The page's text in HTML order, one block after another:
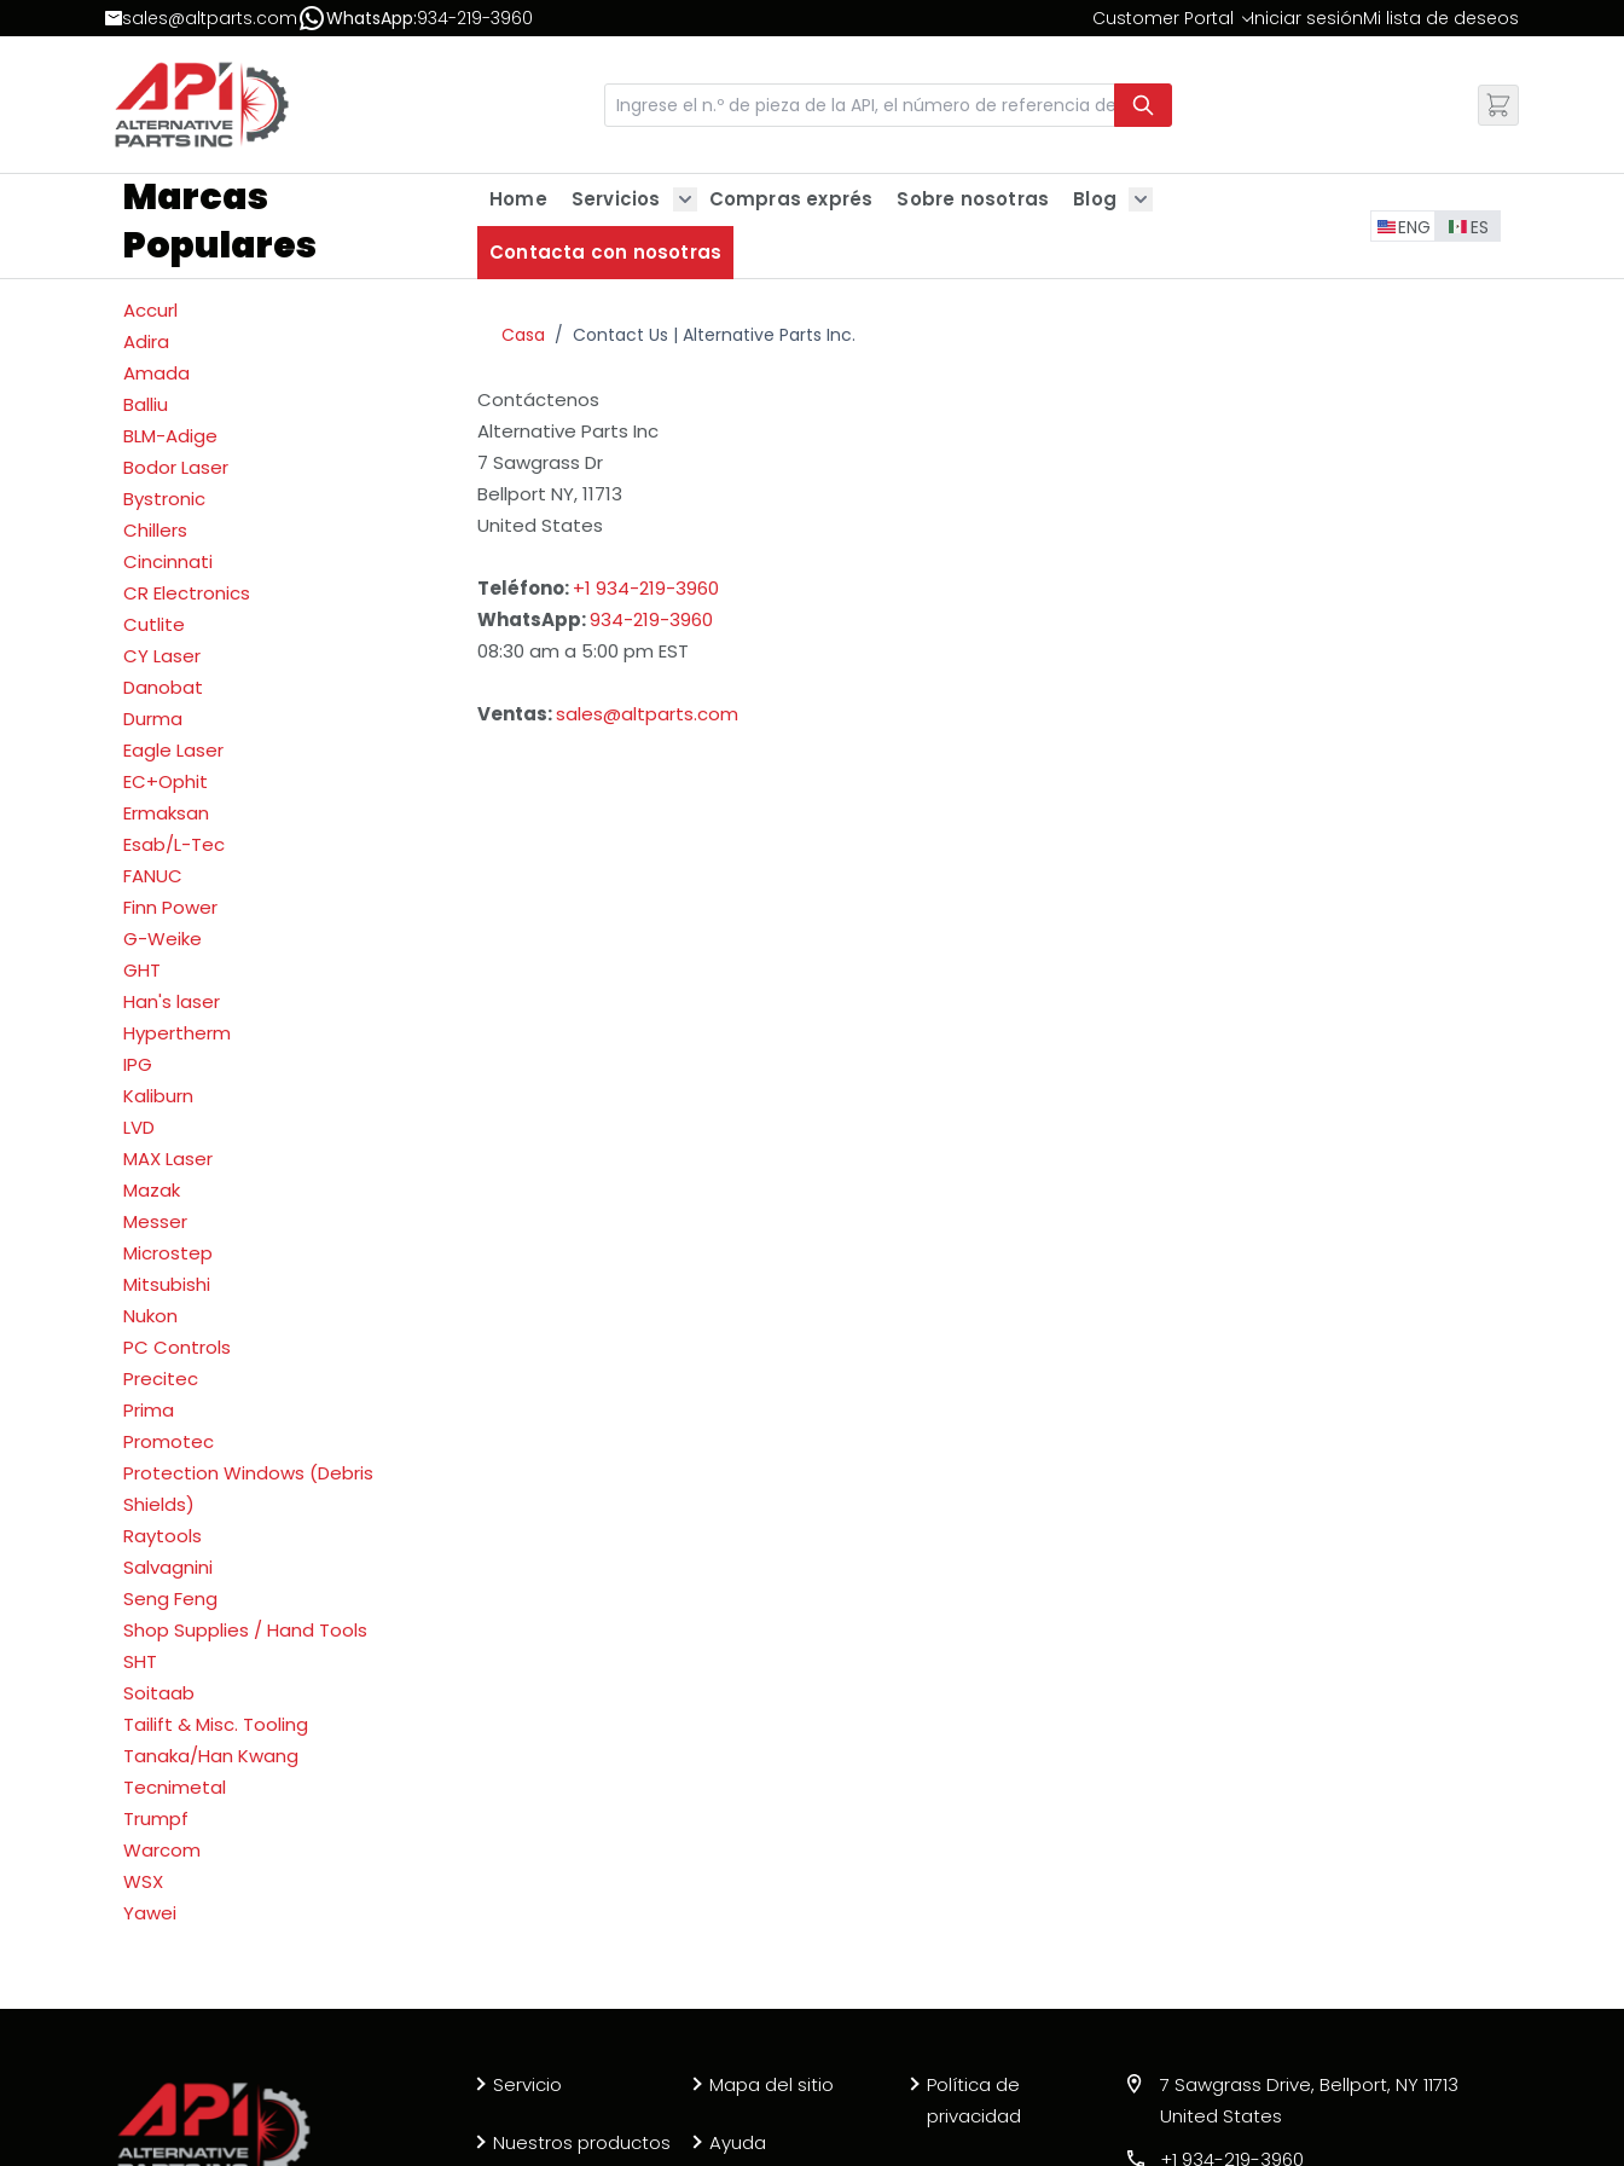
Skip to Contentsales@altparts.com WhatsApp:934-219-3960 Customer Portal
Cambiar
Iniciar sesiónMi lista de deseos
Marcas
Populares
Accurl
Adira
Amada
Balliu
BLM-Adige
Bodor Laser
Bystronic
Chillers
Cincinnati
CR Electronics
Cutlite
CY Laser
Danobat
Durma
Eagle Laser
EC+Ophit
Ermaksan
Esab/L-Tec
FANUC
Finn Power
G-Weike
GHT
Han's laser
Hypertherm
IPG
Kaliburn
LVD
MAX Laser
Mazak
Messer
Microstep
Mitsubishi
Nukon
PC Controls
Precitec
Prima
Promotec
Protection Windows (Debris
Shields)
Raytools
Salvagnini
Seng Feng
Shop Supplies / Hand Tools
SHT
Soitaab
Tailift & Misc. Tooling
Tanaka/Han Kwang
Tecnimetal
Trumpf
Warcom
WSX
Yawei
Home
Servicios
Show submenu for Servicios
Compras exprés Sobre nosotras
Blog
Contacta con nosotras
ENG ES
Casa / Contact Us | Alternative Parts Inc.
Contáctenos
Alternative Parts Inc
7 Sawgrass Dr
Bellport NY, 11713
United States
Teléfono:+1 934-219-3960
WhatsApp:934-219-3960
08:30 am a 5:00 pm EST
Ventas:sales@altparts.com
Servicio
Nuestros productos
Mapa del sitio
Ayuda
Política de
privacidad
7 Sawgrass Drive, Bellport, NY 11713
United States
+1 934-219-3960